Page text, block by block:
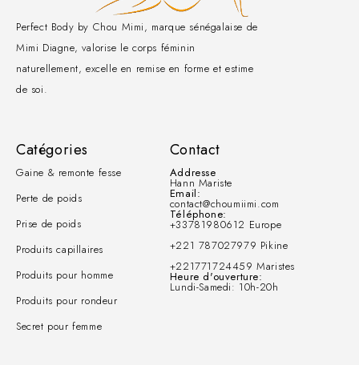
Perfect Body by Chou Mimi, marque sénégalaise de
Mimi Diagne, valorise le corps féminin
naturellement, excelle en remise en forme et estime
de soi.
Catégories
Gaine & remonte fesse
Perte de poids
Prise de poids
Produits capillaires
Produits pour homme
Produits pour rondeur
Secret pour femme
Contact
Addresse
Hann Mariste
Email:
contact@choumiimi.com
Téléphone:
+33781980612 Europe
+221 787027979 Pikine
+221771724459 Maristes
Heure d'ouverture:
Lundi-Samedi: 10h-20h